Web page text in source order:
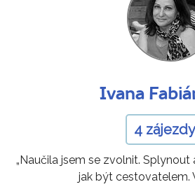
Ivana
4 zájezdy
„Naučila jsem se zvolnit. Splynout
jak být cestovatelem.